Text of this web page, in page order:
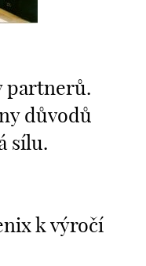
partnerů.
důvodů
sílu.
k výročí